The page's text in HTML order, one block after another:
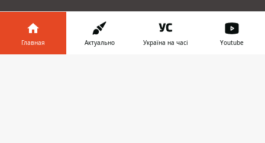
Главная Актуально Україна на часі Youtube